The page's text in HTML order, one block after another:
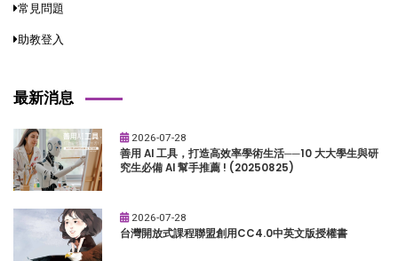
常見問題
助教登入
最新消息
2026-07-28
善用 AI 工具，打造高效率學術生活──10 大大學生與研
究生必備 AI 幫手推薦 ! (20250825)
2026-07-28
台灣開放式課程聯盟創用CC4.0中英文版授權書